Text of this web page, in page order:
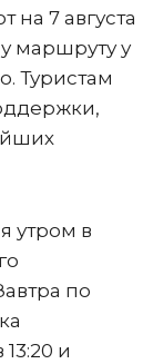
на 7 августа
маршруту у
Туристам
утром в
по
и